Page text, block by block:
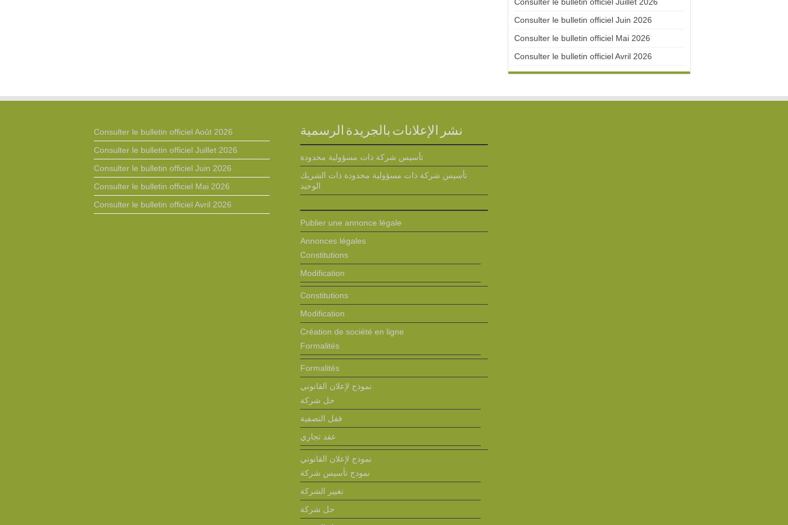
Consulter le bulletin officiel Juin 2026
Consulter le bulletin officiel Mai 2026
Consulter le bulletin officiel Avril 2026
Consulter le bulletin officiel Août 2026
Consulter le bulletin officiel Juillet 2026
Consulter le bulletin officiel Juin 2026
Consulter le bulletin officiel Mai 2026
Consulter le bulletin officiel Avril 2026
نشر الإعلانات بالجريدة الرسمية
تأسيس شركة ذات مسؤولية محدودة
تأسيس شركة ذات مسؤولية محدودة ذات الشريك
الوحيد
Publier une annonce légale
Annonces légales
Constitutions
Modification
Constitutions
Modification
Création de société en ligne
Formalités
Formalités
نموذج لإعلان القانوني
حل شركة
قفل التصفية
عقد تجاري
نموذج لإعلان القانوني
نمودج تأسيس شركة
تغيير الشركة
حل شركة